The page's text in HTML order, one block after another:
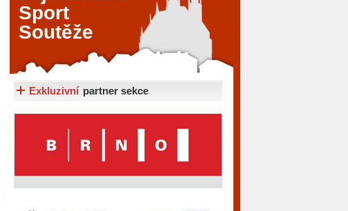
Sport
Soutěže
Exkluzivní partner sekce